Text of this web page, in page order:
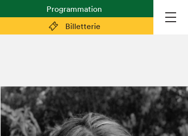
Billetterie
Programmation
Plan du Salon
Préparer sa visite
Partenaires
Espace médias